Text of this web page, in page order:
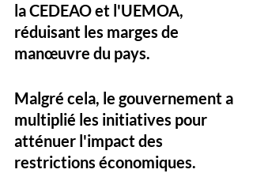
la CEDEAO et l'UEMOA,
réduisant les marges de
manœuvre du pays.
Malgré cela, le gouvernement a
multiplié les initiatives pour
atténuer l'impact des
restrictions économiques.